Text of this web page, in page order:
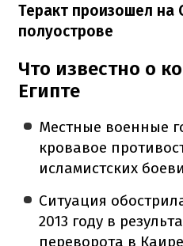
Теракт произошел на
полуострове
Что известно о
Египте
Местные военные
кровавое
исламистских
Ситуация
2013 году в
переворота в